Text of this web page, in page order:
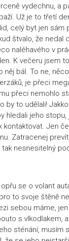
vydechnu, a
Už je to třetí
celý byt jen
štvalo, že nedal
naléhavého v
K večeru jsem
bál. To ne,
je přeci
přeci nemohlo
by to udělali!
hledali jeho
kontaktovat. Jen
Zatracenej
nesnesitelný
se o volant
to svoje štěně
sebou máme,
s vlkodlakem,
sténání,